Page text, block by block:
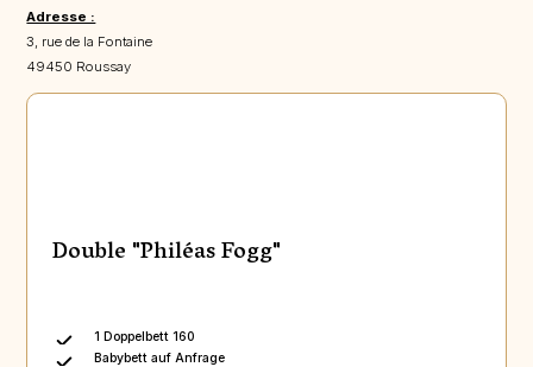
Adresse :
3, rue de la Fontaine
49450 Roussay
Double "Philéas Fogg"
1 Doppelbett 160
Babybett auf Anfrage